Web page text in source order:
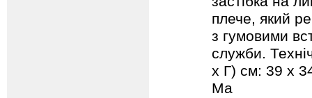
плече, який
з гумовими
служби.
x Г) см: 39 x
Ма